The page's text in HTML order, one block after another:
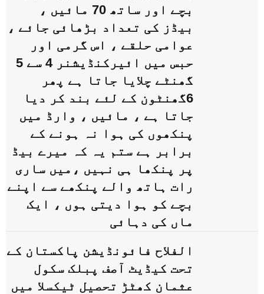
بچے اور ساتھ 70 مائیں ،
بیڈز کی تعداد بڑھائی جائے ،
عوامی حلقے ، اس گرمی اور
حبس میں ائیرکنڈیشنر 4 سے 5
گھنٹے چلایا جاتا ہے پھر
6گھنٹون کے لئے بند کر دیا
جاتا ہے ، مائیں ، وارڈ میں
پنکھوں کی ہوا نہ ہونے کے
برابر ہے ستم یہ کہ میرے بیڈ
پر پنکھا ہی نہیں ،میں ساری
رات ہاتھ والے پنکھے سے اپنے
بچے کو ہوا دیتی ہوں ، ایک
ماں کی دہائی
الفلاح فائونڈیشن پاکستان کے
تحت کیڈیٹ آصف پبلک سکول
عثمان کھٹڑ تحصیل ٹیکسلا میں